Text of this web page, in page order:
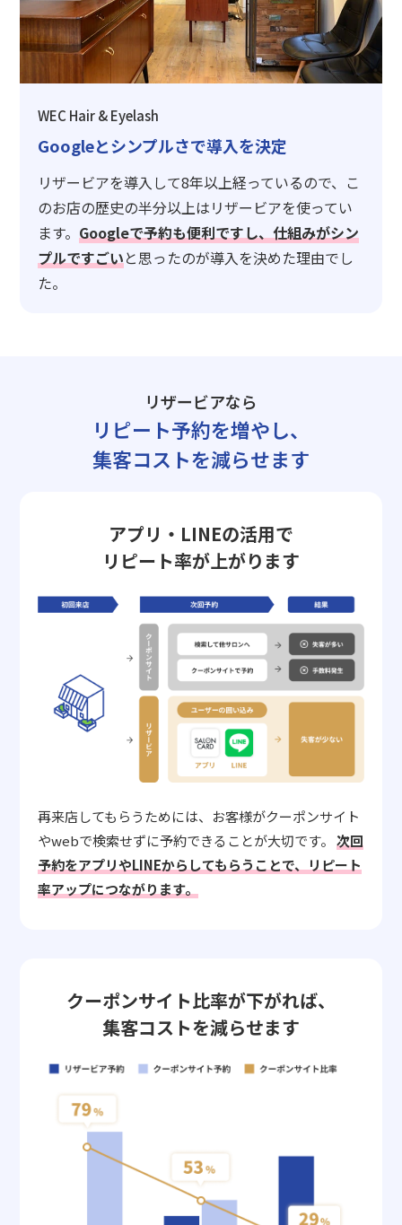
WEC Hair & Eyelash
Googleとシンプルさで導入を決定
リザービアを導入して8年以上経っているので、こ
のお店の歴史の半分以上はリザービアを使ってい
ます。Googleで予約も便利ですし、仕組みがシン
プルですごいと思ったのが導入を決めた理由でし
た。
リザービアなら
リピート予約を増やし、
集客コストを減らせます
アプリ・LINEの活用で
リピート率が上がります
再来店してもらうためには、お客様がクーポンサイト
やwebで検索せずに予約できることが大切です。 次回
予約をアプリやLINEからしてもらうことで、リピート
率アップにつながります。
クーポンサイト比率が下がれば、
集客コストを減らせます